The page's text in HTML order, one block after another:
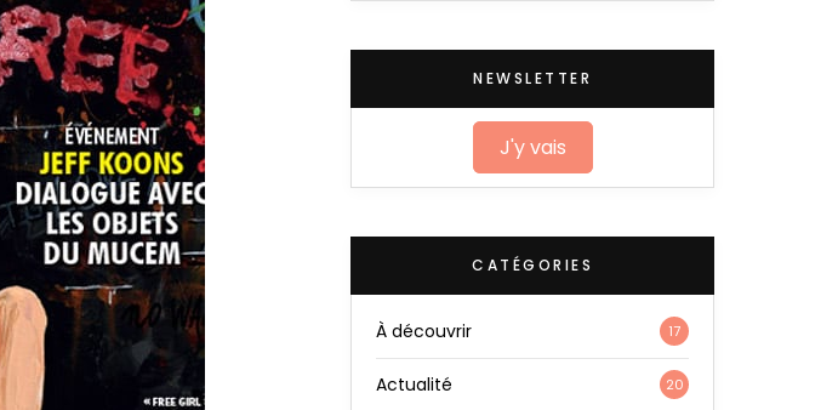
NEWSLETTER
J'y vais
CATÉGORIES
À découvrir 17
Actualité 20